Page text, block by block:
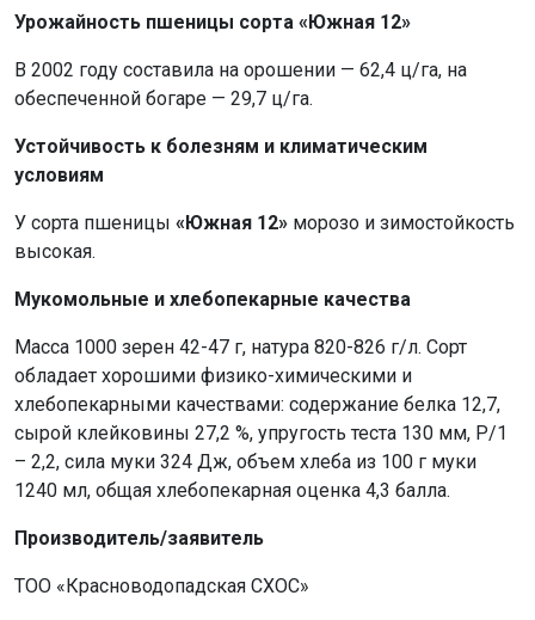
Урожайность пшеницы сорта «Южная 12»
В 2002 году составила на орошении — 62,4 ц/га, на
обеспеченной богаре — 29,7 ц/га.
Устойчивость к болезням и климатическим
условиям
У сорта пшеницы «Южная 12» морозо и зимостойкость
высокая.
Мукомольные и хлебопекарные качества
Масса 1000 зерен 42-47 г, натура 820-826 г/л. Сорт
обладает хорошими физико-химическими и
хлебопекарными качествами: содержание белка 12,7,
сырой клейковины 27,2 %, упругость теста 130 мм, Р/1
– 2,2, сила муки 324 Дж, объем хлеба из 100 г муки
1240 мл, общая хлебопекарная оценка 4,3 балла.
Производитель/заявитель
ТОО «Красноводопадская СХОС»